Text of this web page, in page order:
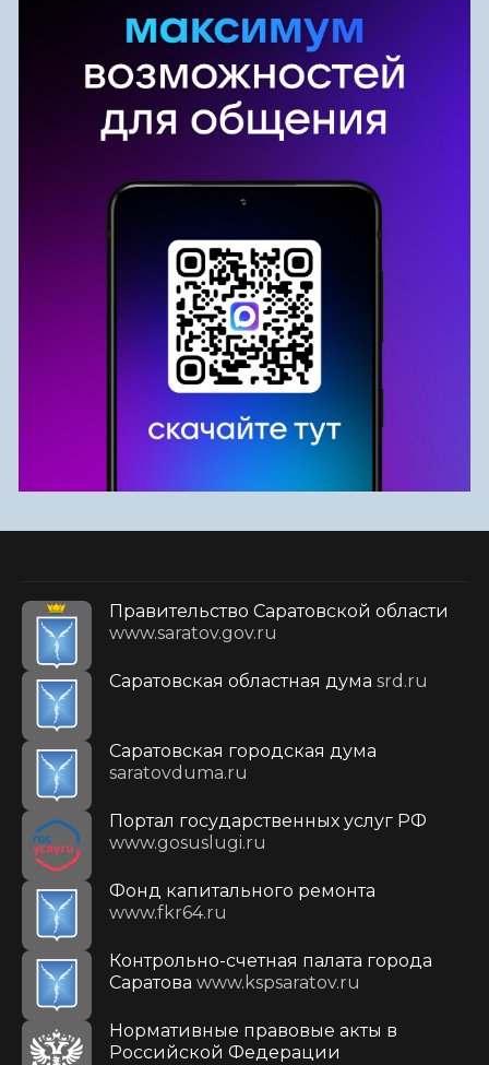
Правительство Саратовской области
www.saratov.gov.ru
Саратовская областная дума srd.ru
Саратовская городская дума
saratovduma.ru
Портал государственных услуг РФ
www.gosuslugi.ru
Фонд капитального ремонта
www.fkr64.ru
Контрольно-счетная палата города
Саратова www.kspsaratov.ru
Нормативные правовые акты в
Российской Федерации